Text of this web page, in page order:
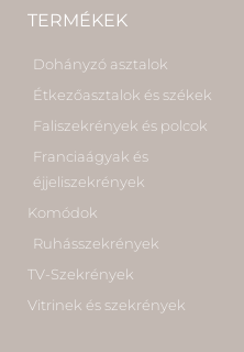
TERMÉKEK
Dohányzó asztalok
Étkezőasztalok és székek
Faliszekrények és polcok
Franciaágyak és
éjjeliszekrények
Komódok
Ruhásszekrények
TV-Szekrények
Vitrinek és szekrények